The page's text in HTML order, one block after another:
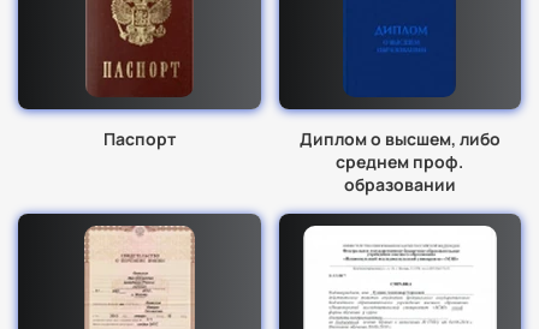
Паспорт
Диплом о высшем, либо
среднем проф.
образовании